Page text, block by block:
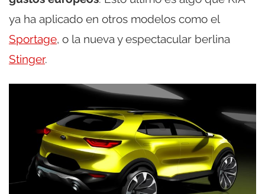
ya ha aplicado en otros modelos como el
Sportage, o la nueva y espectacular berlina
Stinger.